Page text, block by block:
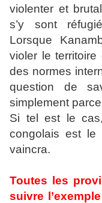
violenter et
s’y sont
Lorsque
violer le
des normes
question de
simplement
Si tel est le
congolais est
vaincra.
Toutes les
suivre